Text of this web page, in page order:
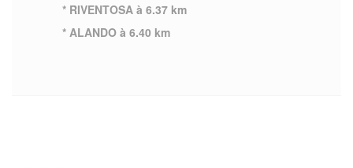
* RIVENTOSA à 6.37 km
* ALANDO à 6.40 km